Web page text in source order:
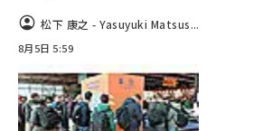
松下 康之 - Yasuyuki Matsus...
8月5日 5:59